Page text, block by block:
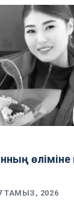
ТАМЫЗ, 2026